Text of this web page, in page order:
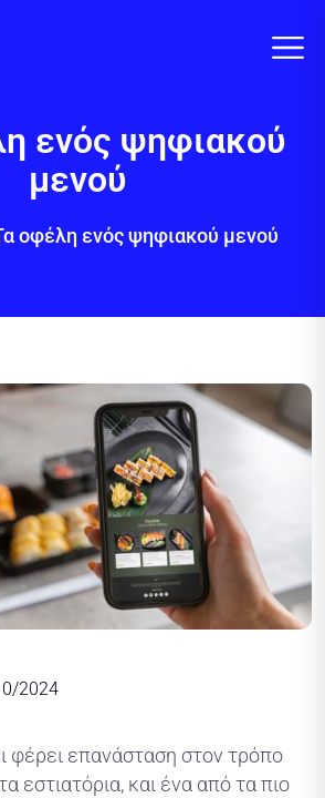
ενός ψηφιακού
μενού
οφέλη ενός ψηφιακού μενού
2024
φέρει επανάσταση στον τρόπο
εστιατόρια, και ένα από τα πιο